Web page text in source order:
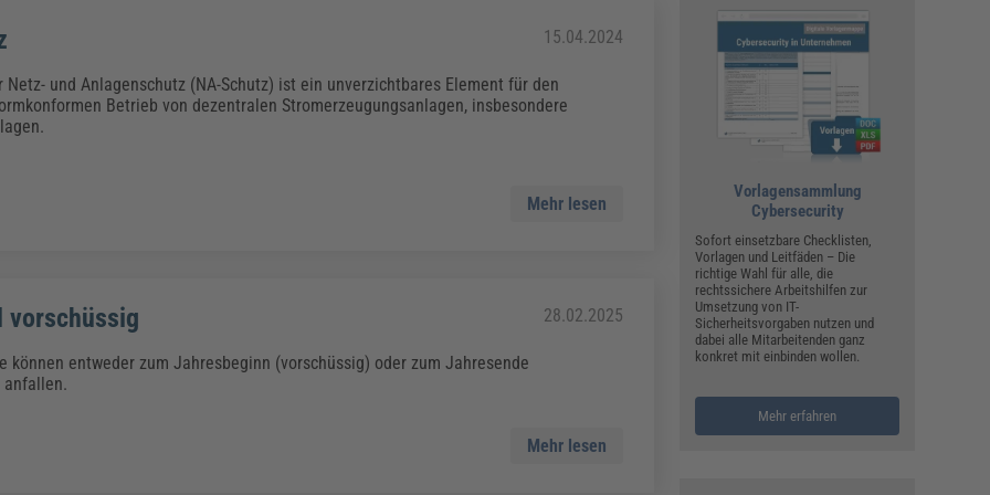
Feuerwehr
Hausmeister & Haustechnik
Weiterbildungen (AKADEMIE HERKERT)
Personalmanagement
Fachpublikationen & Arbeitshilfen
Weiterbildungen (AKADEMIE HERKERT)
15.04.2024
Netz- und Anlagenschutz (NA-Schutz) ist ein unverzichtbares Element für den
Betrieb von dezentralen Stromerzeugungsanlagen, insbesondere
Mehr lesen
vorschüssig 28.02.2025
können entweder zum Jahresbeginn (vorschüssig) oder zum Jahresende
anfallen.
Mehr lesen
Vorlagensammlung
Cybersecurity
Sofort einsetzbare Checklisten,
Vorlagen und Leitfäden – Die
richtige Wahl für alle, die
rechtssichere Arbeitshilfen zur
Umsetzung von IT-
Sicherheitsvorgaben nutzen und
dabei alle Mitarbeitenden ganz
konkret mit einbinden wollen.
Mehr erfahren